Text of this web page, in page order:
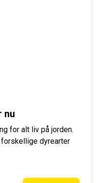
nu
for alt liv på jorden.
dyrearter